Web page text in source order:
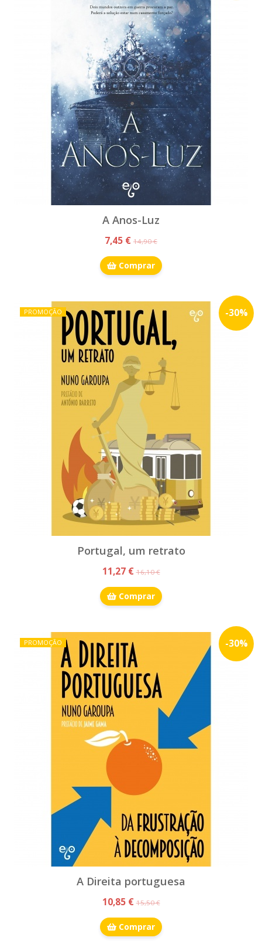
A Anos-Luz
7,45 € 14,90 €
Comprar
-30%
PROMOÇÃO
Portugal, um retrato
11,27 €16,10 €
Comprar
-30%
PROMOÇÃO
A Direita portuguesa
10,85 €15,50 €
Comprar